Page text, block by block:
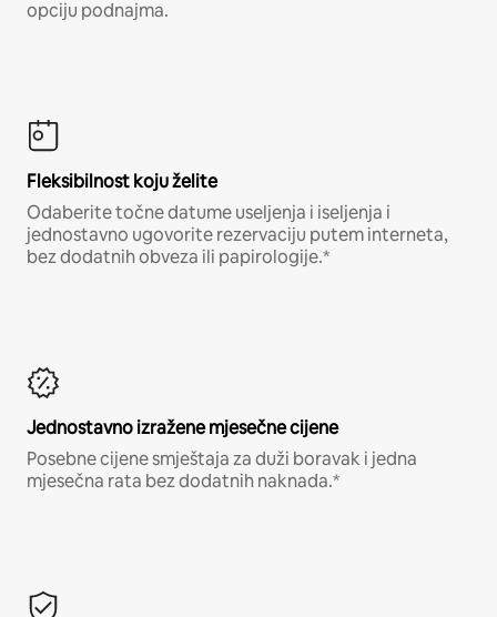
opciju podnajma.
Fleksibilnost koju želite
Odaberite točne datume useljenja i iseljenja i
jednostavno ugovorite rezervaciju putem interneta,
bez dodatnih obveza ili papirologije.*
Jednostavno izražene mjesečne cijene
Posebne cijene smještaja za duži boravak i jedna
mjesečna rata bez dodatnih naknada.*